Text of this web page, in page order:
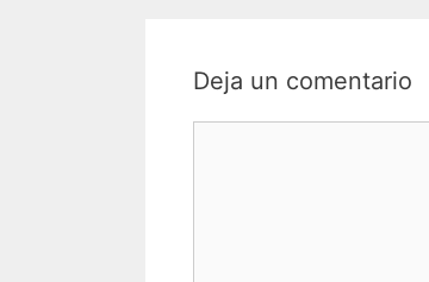
Deja un comentario